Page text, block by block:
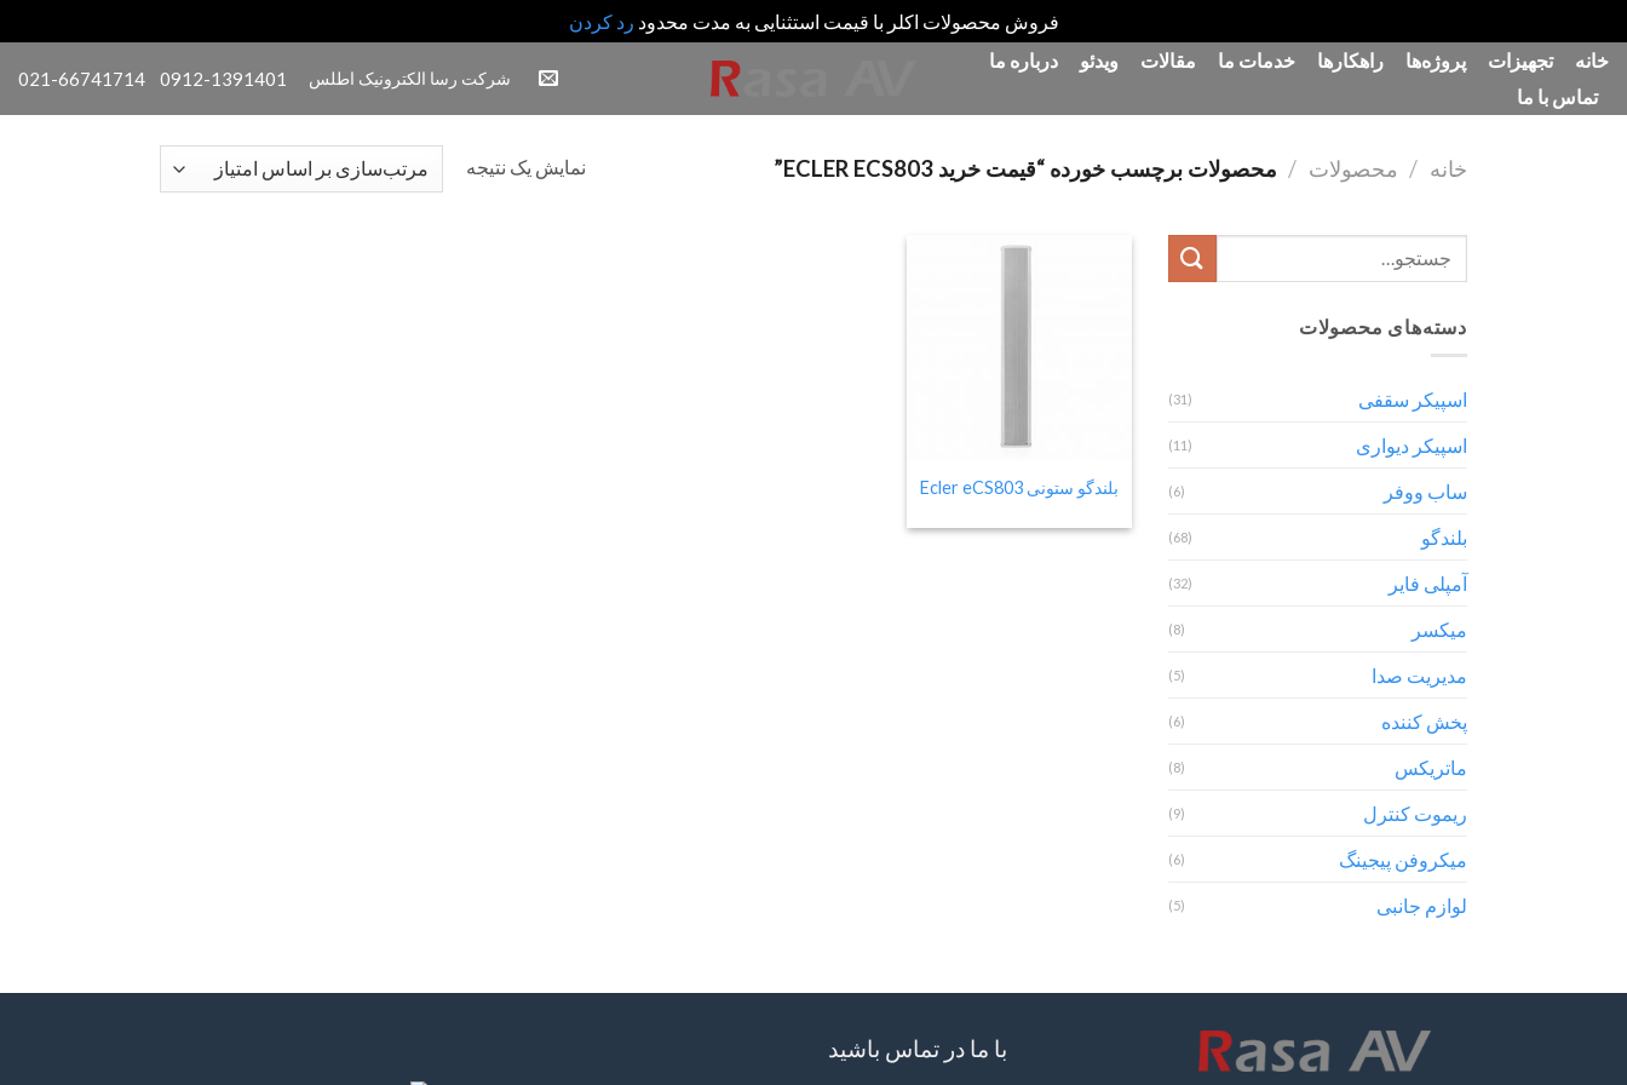
فروش محصولات اکلر با قیمت استثنایی به مدت محدود رد کردن
پرش
محتوا
خانه تجهیزات پروژه‌ها راهکارها خدمات ما مقالات ویدئو
درباره ما
تماس با ما
شرکت رسا الکترونیک اطلس 0912-1391401
021-66741714
خانه / محصولات / محصولات برچسب خورده “قیمت خرید ECLER ECS803” نمایش یک نتیجه
دسته‌های محصولات
اسپیکر سقفی (31)
اسپیکر دیواری (11)
ساب ووفر (6)
بلندگو (68)
آمپلی فایر (32)
میکسر (8)
مدیریت صدا (5)
پخش کننده (6)
ماتریکس (8)
ریموت کنترل (9)
میکروفن پیجینگ (6)
لوازم جانبی (5)
بلندگو ستونی Ecler eCS803
با ما در تماس باشید